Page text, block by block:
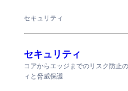
セキュリティ
セキュリティ
コアからエッジまでのリスク防止
ィと脅威保護